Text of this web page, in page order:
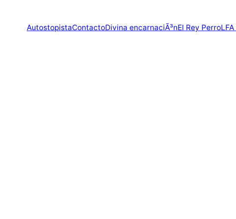
AutostopistaContactoDivina encarnaciÃ³nEl Rey Perro